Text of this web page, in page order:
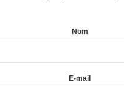
Nom
E-mail